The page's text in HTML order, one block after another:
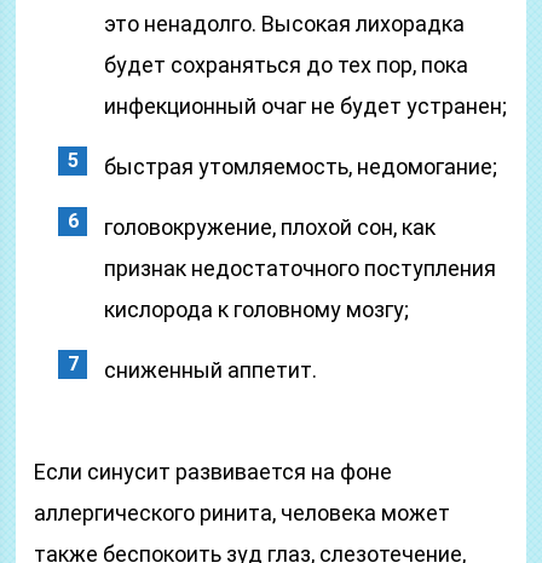
это ненадолго. Высокая лихорадка
будет сохраняться до тех пор, пока
инфекционный очаг не будет устранен;
быстрая утомляемость, недомогание;
головокружение, плохой сон, как
признак недостаточного поступления
кислорода к головному мозгу;
сниженный аппетит.
Если синусит развивается на фоне
аллергического ринита, человека может
также беспокоить зуд глаз, слезотечение,